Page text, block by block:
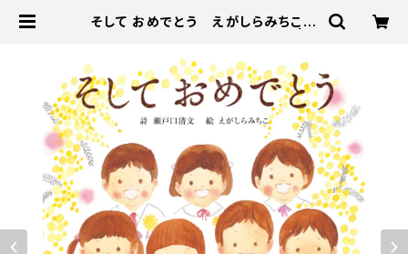
そして おめでとう えがしらみちこ